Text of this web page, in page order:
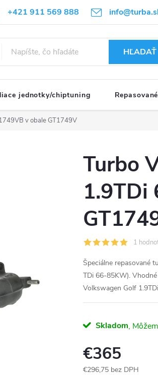
+421 911 569 888
HĽADAŤ
jednotky/chiptuning
v obale GT1749V
Turbo
1.9TDi
1
Špeciálne repasované
TDi 66-85KW).
Volkswagen Golf
Skladom
€365
€296,75 bez DPH